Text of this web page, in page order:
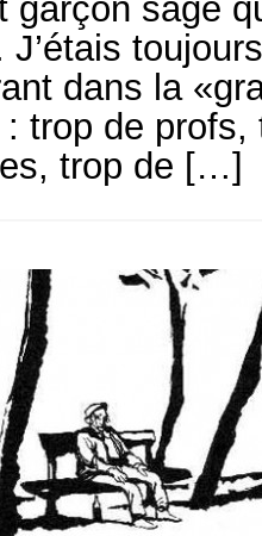
garçon sage
J’étais
dans la
trop de
trop de […]